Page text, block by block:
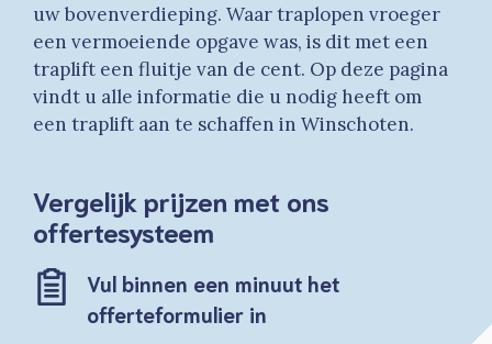
uw bovenverdieping. Waar traplopen vroeger
een vermoeiende opgave was, is dit met een
traplift een fluitje van de cent. Op deze pagina
vindt u alle informatie die u nodig heeft om
een traplift aan te schaffen in Winschoten.
Vergelijk prijzen met ons
offertesysteem
Vul binnen een minuut het
offerteformulier in